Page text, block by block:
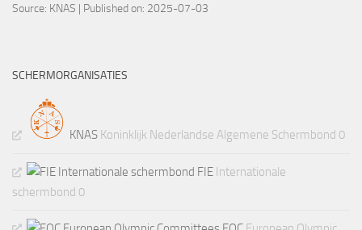
Source: KNAS Published on: 2025-07-03
SCHERMORGANISATIES
KNAS Koninklijk Nederlandse Algemene Schermbond 0
FIE Internationale
schermbond 0